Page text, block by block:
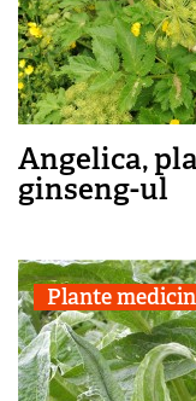
Angelica,
ginseng-ul
Plante